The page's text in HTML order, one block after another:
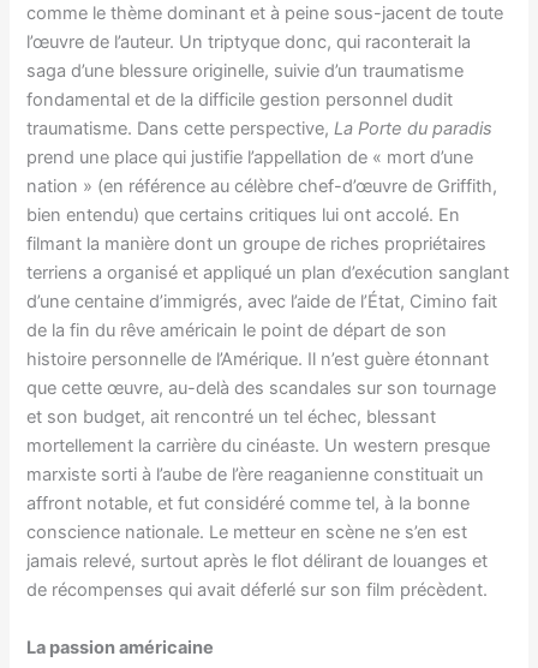
comme le thème dominant et à peine sous-jacent de toute
l’œuvre de l’auteur. Un triptyque donc, qui raconterait la
saga d’une blessure originelle, suivie d’un traumatisme
fondamental et de la difficile gestion personnel dudit
traumatisme. Dans cette perspective,La Porte du paradis
prend une place qui justifie l’appellation de « mort d’une
nation » (en référence au célèbre chef-d’œuvre de Griffith,
bien entendu) que certains critiques lui ont accolé. En
filmant la manière dont un groupe de riches propriétaires
terriens a organisé et appliqué un plan d’exécution sanglant
d’une centaine d’immigrés, avec l’aide de l’État, Cimino fait
de la fin du rêve américain le point de départ de son
histoire personnelle de l’Amérique. Il n’est guère étonnant
que cette œuvre, au-delà des scandales sur son tournage
et son budget, ait rencontré un tel échec, blessant
mortellement la carrière du cinéaste. Un western presque
marxiste sorti à l’aube de l’ère reaganienne constituait un
affront notable, et fut considéré comme tel, à la bonne
conscience nationale. Le metteur en scène ne s’en est
jamais relevé, surtout après le flot délirant de louanges et
de récompenses qui avait déferlé sur son film précèdent.
La passion américaine